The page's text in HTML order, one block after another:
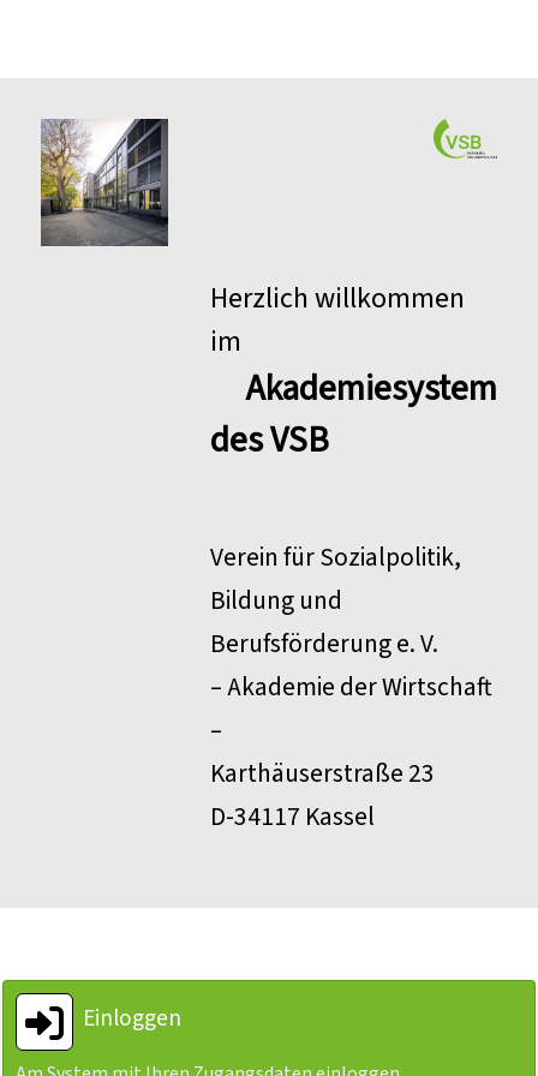
Herzlich willkommen
im
Akademiesystem
des VSB
Verein für Sozialpolitik,
Bildung und
Berufsförderung e. V.
– Akademie der Wirtschaft
–
Karthäuserstraße 23
D-34117 Kassel
Einloggen